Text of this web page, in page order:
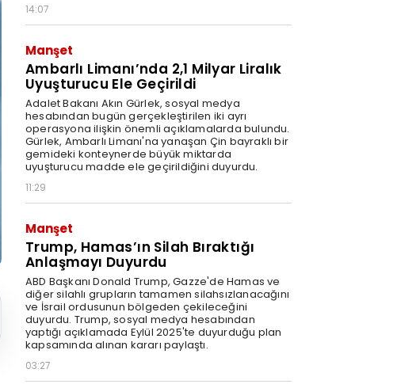
14:07
Manşet
Ambarlı Limanı’nda 2,1 Milyar Liralık
Uyuşturucu Ele Geçirildi
Adalet Bakanı Akın Gürlek, sosyal medya
hesabından bugün gerçekleştirilen iki ayrı
operasyona ilişkin önemli açıklamalarda bulundu.
Gürlek, Ambarlı Limanı'na yanaşan Çin bayraklı bir
gemideki konteynerde büyük miktarda
uyuşturucu madde ele geçirildiğini duyurdu.
11:29
Manşet
Trump, Hamas’ın Silah Bıraktığı
Anlaşmayı Duyurdu
ABD Başkanı Donald Trump, Gazze'de Hamas ve
diğer silahlı grupların tamamen silahsızlanacağını
ve İsrail ordusunun bölgeden çekileceğini
duyurdu. Trump, sosyal medya hesabından
yaptığı açıklamada Eylül 2025'te duyurduğu plan
kapsamında alınan kararı paylaştı.
03:27